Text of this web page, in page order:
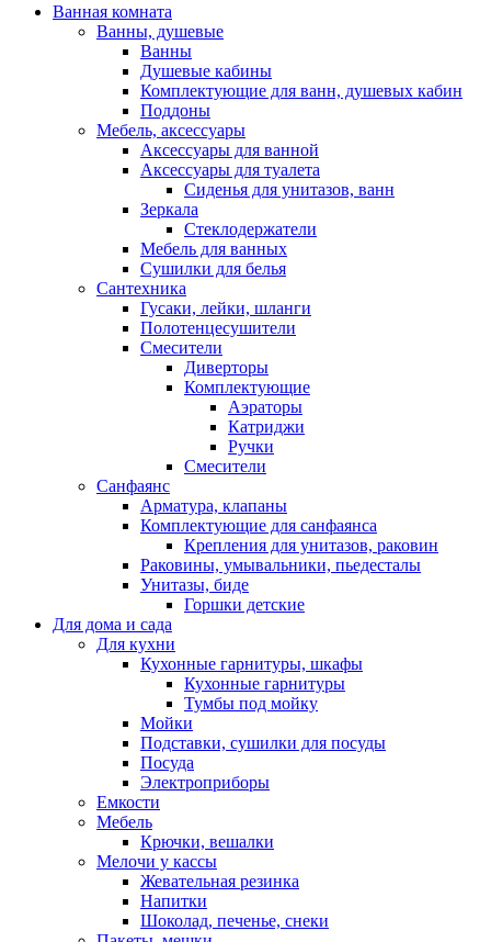
Ванная комната
Ванны, душевые
Ванны
Душевые кабины
Комплектующие для ванн, душевых кабин
Поддоны
Мебель, аксессуары
Аксессуары для ванной
Аксессуары для туалета
Сиденья для унитазов, ванн
Зеркала
Стеклодержатели
Мебель для ванных
Сушилки для белья
Сантехника
Гусаки, лейки, шланги
Полотенцесушители
Смесители
Диверторы
Комплектующие
Аэраторы
Катриджи
Ручки
Смесители
Санфаянс
Арматура, клапаны
Комплектующие для санфаянса
Крепления для унитазов, раковин
Раковины, умывальники, пьедесталы
Унитазы, биде
Горшки детские
Для дома и сада
Для кухни
Кухонные гарнитуры, шкафы
Кухонные гарнитуры
Тумбы под мойку
Мойки
Подставки, сушилки для посуды
Посуда
Электроприборы
Емкости
Мебель
Крючки, вешалки
Мелочи у кассы
Жевательная резинка
Напитки
Шоколад, печенье, снеки